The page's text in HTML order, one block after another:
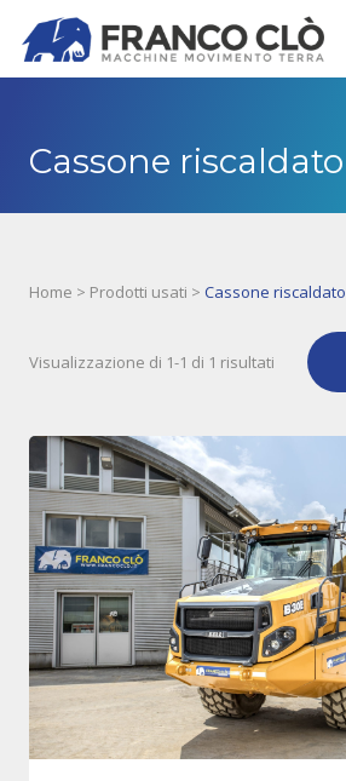
Cassone riscaldato
Home > Prodotti usati > Cassone riscaldato
Visualizzazione di 1-1 di 1 risultati